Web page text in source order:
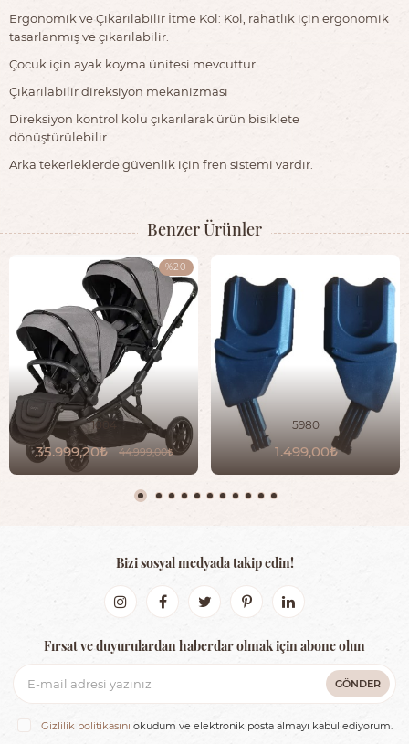
Ergonomik ve Çıkarılabilir İtme Kol: Kol, rahatlık için ergonomik
tasarlanmış ve çıkarılabilir.
Çocuk için ayak koyma ünitesi mevcuttur.
Çıkarılabilir direksiyon mekanizması
Direksiyon kontrol kolu çıkarılarak ürün bisiklete
dönüştürülebilir.
Arka tekerleklerde güvenlik için fren sistemi vardır.
Benzer Ürünler
1004
35.999,20 44.999,00
%20
5980
1.499,00
Bizi sosyal medyada takip edin!
Fırsat ve duyurulardan haberdar olmak için abone olun
GÖNDER
Gizlilik politikasını okudum ve elektronik posta almayı kabul ediyorum.